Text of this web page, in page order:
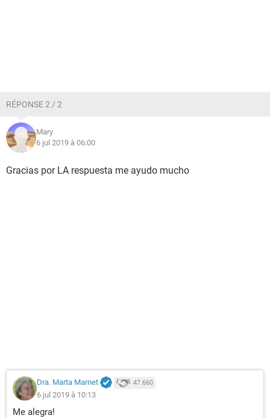
RÉPONSE 2 / 2
Mary
6 jul 2019 à 06:00
Gracias por LA respuesta me ayudo mucho
Dra. Marta Marnet 47.660
6 jul 2019 à 10:13
Me alegra!